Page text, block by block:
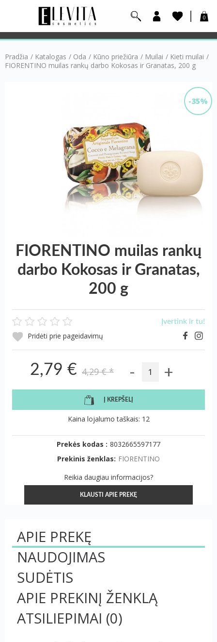
0
Pradžia / Katalogas / Oda / Kūno priežiūra / Muilai / Kieti muilai /
FIORENTINO muilas rankų darbo Kokosas ir Granatas, 200 g
-35%
FIORENTINO muilas rankų
darbo Kokosas ir Granatas,
200 g
Įvertink ir tu!
Pridėti prie pageidavimų
2,79 € 4,29 €* - +
Į KREPŠELĮ
Kaina lojalumo taškais: 12
Prekės kodas : 8032665597177
Prekinis ženklas: FIORENTINO
Reikia daugiau informacijos?
KLAUSTI APIE PREKĘ
APIE PREKĘ
NAUDOJIMAS
SUDĖTIS
APIE PREKINĮ ŽENKLĄ
ATSILIEPIMAI (0)